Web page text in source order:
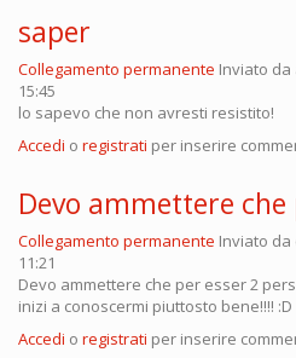
saper
Collegamento permanente Inviato da
15:45
lo sapevo che non avresti resistito!
Accedi o registrati per inserire
Devo ammettere che
Collegamento permanente Inviato da
11:21
Devo ammettere che per esser 2
inizi a conoscermi piuttosto bene!!!! :D
Accedi o registrati per inserire